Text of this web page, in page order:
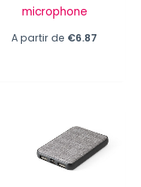
microphone
A partir de €6.87